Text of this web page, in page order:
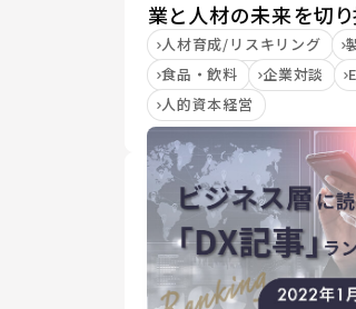
業と人材の未来を切り
人材育成/リスキリング
食品・飲料
企業対談
人的資本経営